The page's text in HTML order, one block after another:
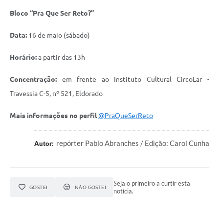
Bloco “Pra Que Ser Reto?”
Data: 16 de maio (sábado)
Horário:a partir das 13h
Concentração: em frente ao Instituto Cultural CircoLar -
Travessia C-5, nº 521, Eldorado
Mais informações no perfil@PraQueSerReto
Autor: repórter Pablo Abranches / Edição: Carol Cunha
GOSTEI NÃO GOSTEI
Seja o primeiro a curtir esta
notícia.